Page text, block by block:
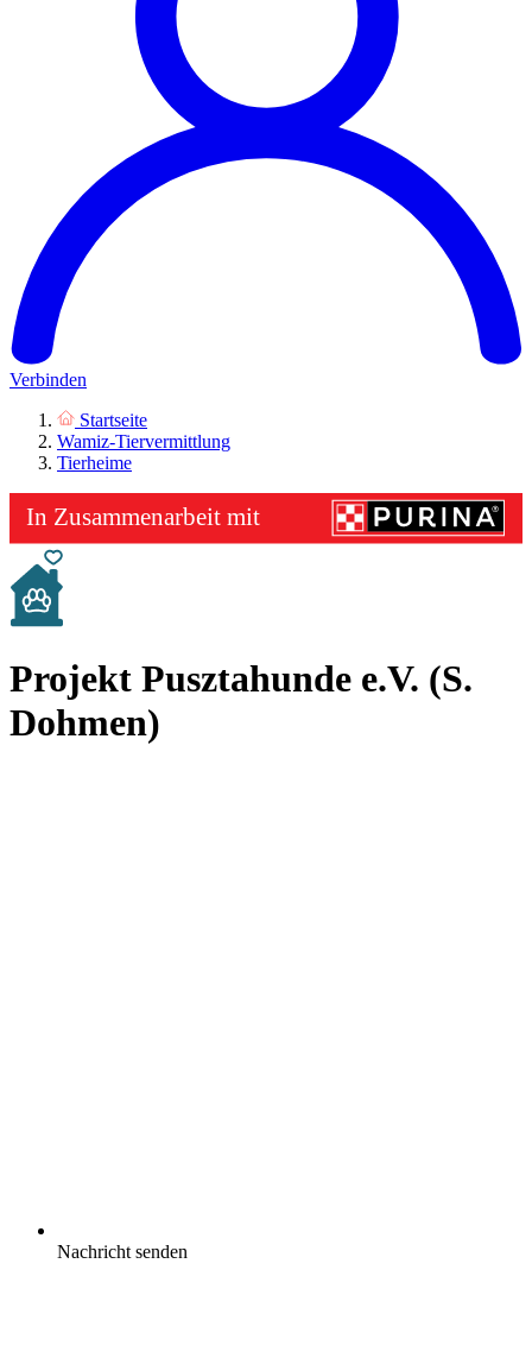
Verbinden
Startseite
Wamiz-Tiervermittlung
Tierheime
Projekt Pusztahunde e.V. (S.
Dohmen)
Nachricht senden